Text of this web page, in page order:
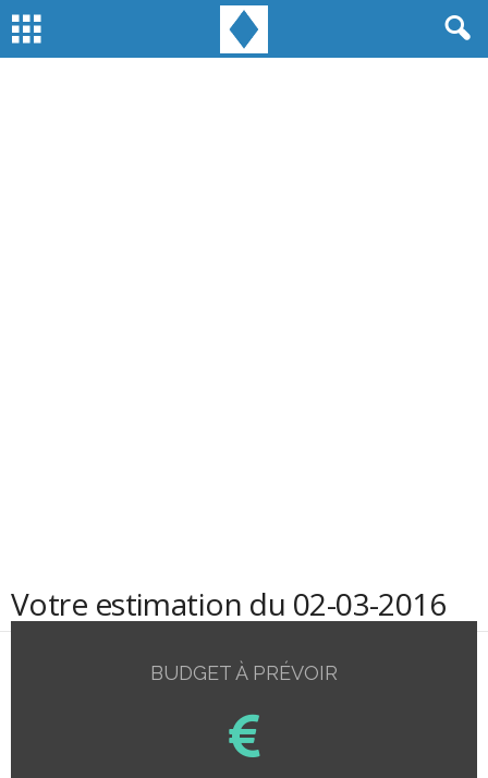
Votre estimation du 02-03-2016
BUDGET À PRÉVOIR